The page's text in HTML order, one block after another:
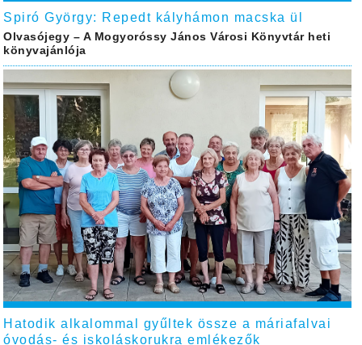
Spiró György: Repedt kályhámon macska ül
Olvasójegy – A Mogyoróssy János Városi Könyvtár heti
könyvajánlója
Hatodik alkalommal gyűltek össze a máriafalvai
óvodás- és iskoláskorukra emlékezők